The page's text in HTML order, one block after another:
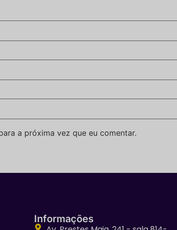
a próxima vez que eu comentar.
Informações